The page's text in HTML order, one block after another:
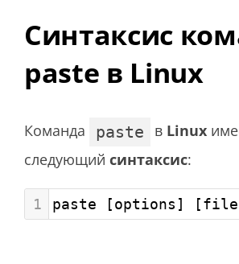
Синтаксис
paste в Linux
Команда paste в Linux
следующий синтаксис:
1 paste [options]